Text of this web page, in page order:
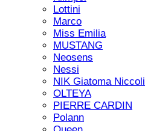
Lottini
Marco
Miss Emilia
MUSTANG
Neosens
Nessi
NIK Giatoma Niccoli
OLTEYA
PIERRE CARDIN
Polann